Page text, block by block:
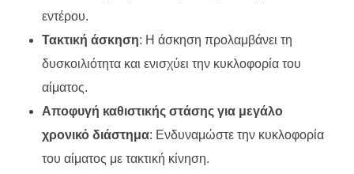
εντέρου.
Τακτική άσκηση: Η άσκηση προλαμβάνει τη
δυσκοιλιότητα και ενισχύει την κυκλοφορία του
αίματος.
Αποφυγή καθιστικής στάσης για μεγάλο
χρονικό διάστημα: Ενδυναμώστε την κυκλοφορία
του αίματος με τακτική κίνηση.